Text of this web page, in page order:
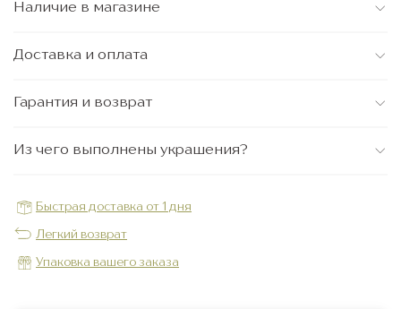
Наличие в магазине
Доставка и оплата
Гарантия и возврат
Из чего выполнены украшения?
Быстрая доставка от 1 дня
Легкий возврат
Упаковка вашего заказа